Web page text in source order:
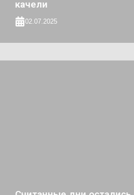
качели
02.07.2025